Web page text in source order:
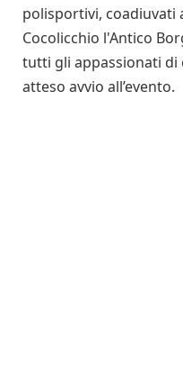
polisportivi, coadiuvati
Cocolicchio l'Antico
tutti gli appassionati di
atteso avvio all’evento.